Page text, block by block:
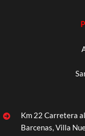
Km 22 Carretera
Barcenas, Villa